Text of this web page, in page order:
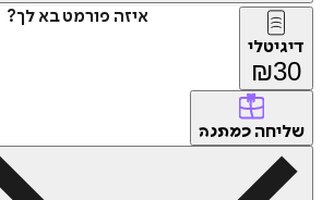
איזה פורמט בא לך?
דיגיטלי
₪30
שליחה כמתנה